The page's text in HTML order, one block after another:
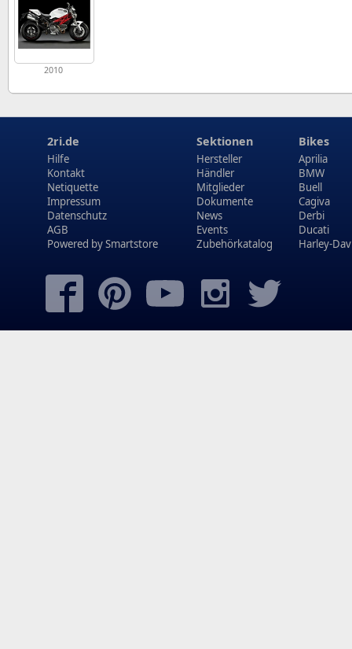
2010
2ri.de
Hilfe
Kontakt
Netiquette
Impressum
Datenschutz
AGB
Powered bySmartstore
Sektionen
Hersteller
Händler
Mitglieder
Dokumente
News
Events
Zubehörkatalog
Bikes
Aprilia
BMW
Buell
Cagiva
Derbi
Ducati
Harley-